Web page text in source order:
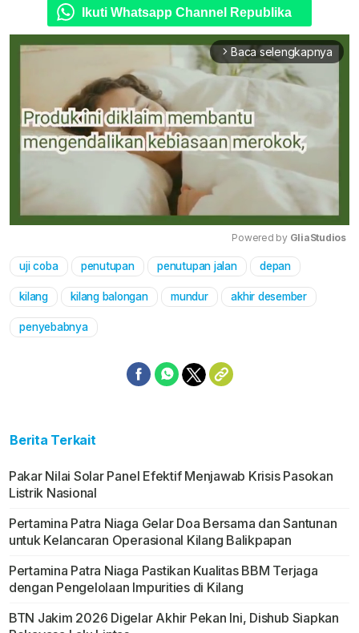
Ikuti Whatsapp Channel Republika
arrow_forward_ios Baca selengkapnya
Mute
Powered by GliaStudios
uji coba penutupan penutupan jalan depan
kilang kilang balongan mundur akhir desember
penyebabnya
Berita Terkait
Pakar Nilai Solar Panel Efektif Menjawab Krisis Pasokan
Listrik Nasional
Pertamina Patra Niaga Gelar Doa Bersama dan Santunan
untuk Kelancaran Operasional Kilang Balikpapan
Pertamina Patra Niaga Pastikan Kualitas BBM Terjaga
dengan Pengelolaan Impurities di Kilang
BTN Jakim 2026 Digelar Akhir Pekan Ini, Dishub Siapkan